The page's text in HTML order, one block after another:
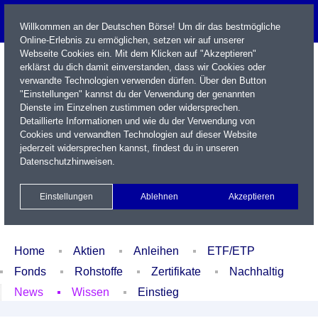
Name / WKN / ISIN / Kürzel
Xetra Realtime
Watchlist Portfolio Login
Home Aktien Anleihen
ETF/ETP
Fonds
Rohstoffe Zertifikate
Nachhaltig
News
Wissen Einstieg
Willkommen an der Deutschen Börse! Um dir das bestmögliche
Online-Erlebnis zu ermöglichen, setzen wir auf unserer
Webseite Cookies ein. Mit dem Klicken auf "Akzeptieren"
erklärst du dich damit einverstanden, dass wir Cookies oder
verwandte Technologien verwenden dürfen. Über den Button
"Einstellungen" kannst du der Verwendung der genannten
Dienste im Einzelnen zustimmen oder widersprechen.
Detaillierte Informationen und wie du der Verwendung von
Cookies und verwandten Technologien auf dieser Website
jederzeit widersprechen kannst, findest du in unseren
Datenschutzhinweisen.
Einstellungen Ablehnen Akzeptieren